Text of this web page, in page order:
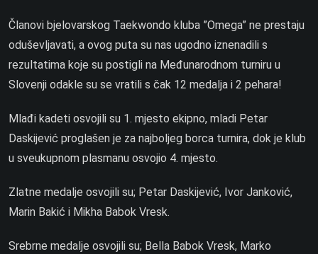
Članovi bjelovarskog Taekwondo kluba ”Omega” ne prestaju
oduševljavati, a ovog puta su nas ugodno iznenadili s
rezultatima koje su postigli na Međunarodnom turniru u
Slovenji odakle su se vratili s čak 12 medalja i 2 pehara!
Mlađi kadeti osvojili su 1. mjesto ekipno, mladi Petar
Daskijević proglašen je za najboljeg borca turnira, dok je klub
u sveukupnom plasmanu osvojio 4. mjesto.
Zlatne medalje osvojili su; Petar Daskijević, Ivor Janković,
Marin Bakić i Mikha Babok Vresk.
Srebrne medalje osvojili su; Bella Babok Vresk, Marko